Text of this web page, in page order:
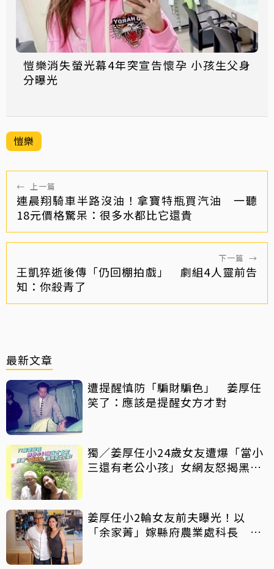
愷樂消失螢光幕4年突宣告懷孕 小孩生父身
分曝光
愷樂
← 上一篇
連晨翔騎車半路沒油！拿寶特瓶買汽油 一聽
18元價格驚呆：很多水都比它還貴
下一篇 →
王凱猝逝後傳「仍回棚拍戲」 劇組4人靈前告
知：你殺青了
最新文章
遭提醒慎防「騙財騙色」 姜厚任
笑了：應該是提醒女方才對
獨／姜厚任小24歲女友遭爆「當小
三還有老公小孩」女網友怒揭黑歷
姜厚任小2輪女友前夫曝光！以
「余家菁」嫁縣府農業處科長 交